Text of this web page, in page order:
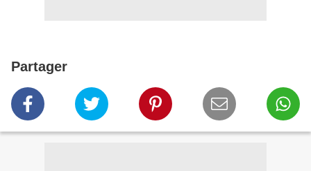
Partager